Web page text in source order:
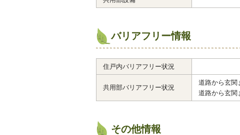
バリアフリー情報
住戸内バリアフリー状況
共用部バリアフリー状況
道路から玄関
道路から玄関
その他情報